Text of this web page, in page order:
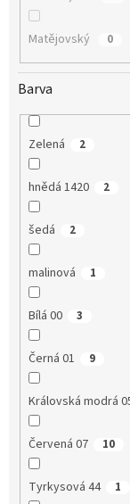
Matějovský 0
Barva
Zelená 2
hnědá 1420 2
šedá 2
malinová 1
Bílá 00 3
Černá 01 9
Královská modrá
Červená 07 10
Tyrkysová 44 1